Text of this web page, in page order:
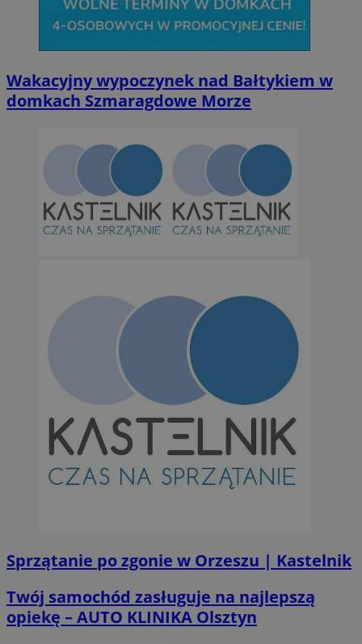
Wakacyjny wypoczynek nad Bałtykiem w
domkach Szmaragdowe Morze
Sprzątanie po zgonie w Orzeszu | Kastelnik
Twój samochód zasługuje na najlepszą
opiekę – AUTO KLINIKA Olsztyn